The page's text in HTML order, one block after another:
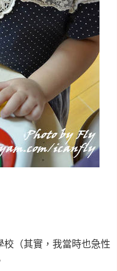
（其實，我當時也急性